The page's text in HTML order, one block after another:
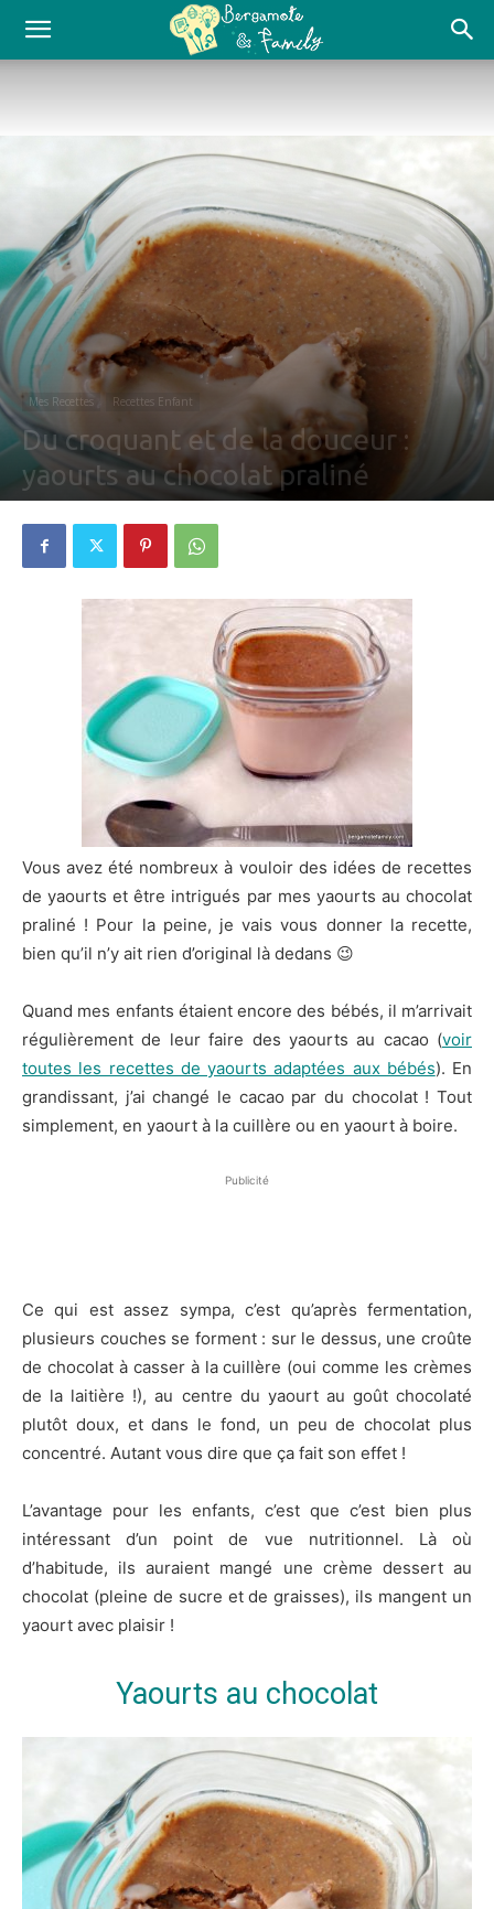
Mes Recettes Recettes Enfant
Du croquant et de la douceur :
yaourts au chocolat praliné
Vous avez été nombreux à vouloir des idées de recettes
de yaourts et être intrigués par mes yaourts au chocolat
praliné ! Pour la peine, je vais vous donner la recette,
bien qu’il n’y ait rien d’original là dedans 😉
Quand mes enfants étaient encore des bébés, il m’arrivait
régulièrement de leur faire des yaourts au cacao (voir
toutes les recettes de yaourts adaptées aux bébés). En
grandissant, j’ai changé le cacao par du chocolat ! Tout
simplement, en yaourt à la cuillère ou en yaourt à boire.
Publicité
Ce qui est assez sympa, c’est qu’après fermentation,
plusieurs couches se forment : sur le dessus, une croûte
de chocolat à casser à la cuillère (oui comme les crèmes
de la laitière !), au centre du yaourt au goût chocolaté
plutôt doux, et dans le fond, un peu de chocolat plus
concentré. Autant vous dire que ça fait son effet !
L’avantage pour les enfants, c’est que c’est bien plus
intéressant d’un point de vue nutritionnel. Là où
d’habitude, ils auraient mangé une crème dessert au
chocolat (pleine de sucre et de graisses), ils mangent un
yaourt avec plaisir !
Yaourts au chocolat